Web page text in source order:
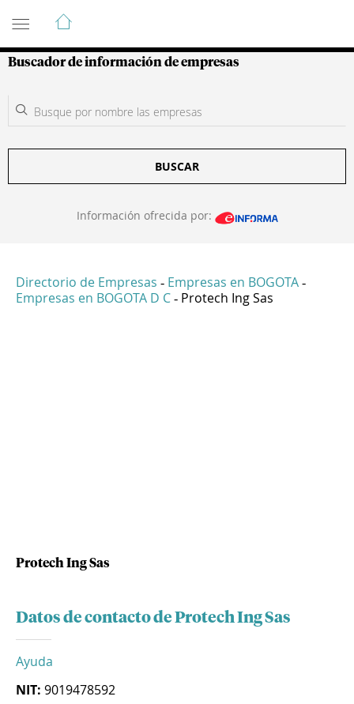
Guía de Empresas Colombianas
Buscador de información de empresas
BUSCAR
Información ofrecida por:
Directorio de Empresas - Empresas en BOGOTA -
Empresas en BOGOTA D C - Protech Ing Sas
Protech Ing Sas
Datos de contacto de Protech Ing Sas
Ayuda
NIT: 9019478592